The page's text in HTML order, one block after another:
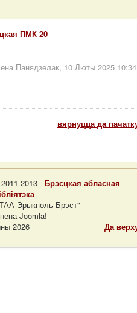
ПМК 20
Панядзелак, 10 Люты 2025 10:34
вярнуцца да
2013 - Брэсцкая абласная
Эрыкполь Брэст"
Joomla!
Да
2026